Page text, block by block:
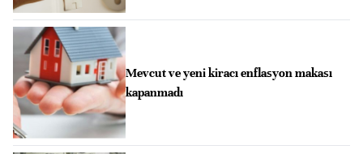
Mevcut ve yeni kiracı enflasyon makası
kapanmadı